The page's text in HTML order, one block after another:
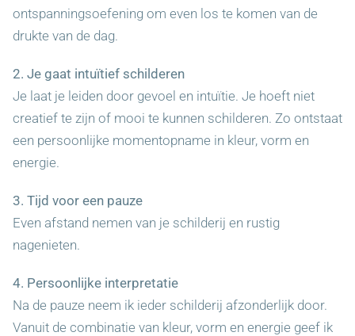
ontspanningsoefening om even los te komen van de
drukte van de dag.
2. Je gaat intuïtief schilderen
Je laat je leiden door gevoel en intuïtie. Je hoeft niet
creatief te zijn of mooi te kunnen schilderen. Zo ontstaat
een persoonlijke momentopname in kleur, vorm en
energie.
3. Tijd voor een pauze
Even afstand nemen van je schilderij en rustig
nagenieten.
4. Persoonlijke interpretatie
Na de pauze neem ik ieder schilderij afzonderlijk door.
Vanuit de combinatie van kleur, vorm en energie geef ik